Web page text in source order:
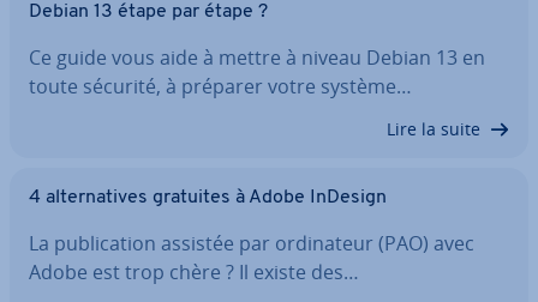
Debian 13 étape par étape ?
Ce guide vous aide à mettre à niveau Debian 13 en
toute sécurité, à préparer votre système…
Lire la suite
4 al­ter­na­tives gratuites à Adobe InDesign
La pu­bli­ca­tion assistée par or­di­na­teur (PAO) avec
Adobe est trop chère ? Il existe des…